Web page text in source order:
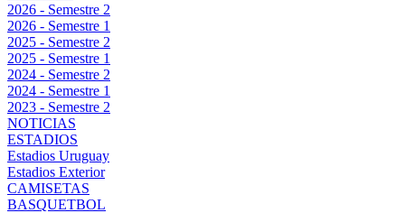
2026 - Semestre 2
2026 - Semestre 1
2025 - Semestre 2
2025 - Semestre 1
2024 - Semestre 2
2024 - Semestre 1
2023 - Semestre 2
NOTICIAS
ESTADIOS
Estadios Uruguay
Estadios Exterior
CAMISETAS
BASQUETBOL